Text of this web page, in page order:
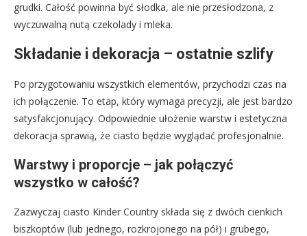
grudki. Całość powinna być słodka, ale nie przesłodzona, z
wyczuwalną nutą czekolady i mleka.
Składanie i dekoracja – ostatnie szlify
Po przygotowaniu wszystkich elementów, przychodzi czas na
ich połączenie. To etap, który wymaga precyzji, ale jest bardzo
satysfakcjonujący. Odpowiednie ułożenie warstw i estetyczna
dekoracja sprawią, że ciasto będzie wyglądać profesjonalnie.
Warstwy i proporcje – jak połączyć
wszystko w całość?
Zazwyczaj ciasto Kinder Country składa się z dwóch cienkich
biszkoptów (lub jednego, rozkrojonego na pół) i grubego,